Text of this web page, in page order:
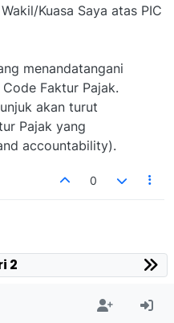
Kuasa Saya atas PIC
menandatangani
Faktur Pajak.
akan turut
Pajak yang
accountability).
0
2